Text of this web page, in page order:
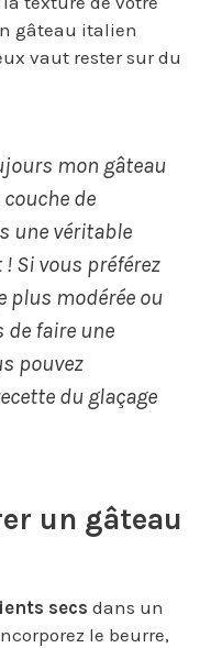
gâteau italien
vaut rester sur du
mon gâteau
de
une véritable
Si vous préférez
plus modérée ou
de faire une
pouvez
du glaçage
un gâteau
secs dans un
le beurre,